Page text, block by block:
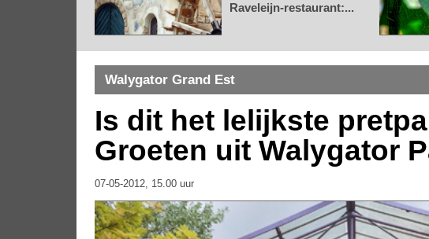
Raveleijn-restaurant:...
Walygator Grand Est
Is dit het lelijkste
Groeten uit Walygator
07-05-2012, 15.00 uur